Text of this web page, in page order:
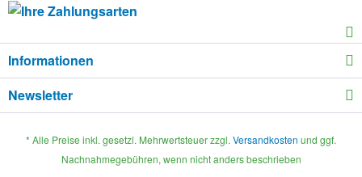
Informationen
Newsletter
* Alle Preise inkl. gesetzl. Mehrwertsteuer zzgl. Versandkosten und ggf.
Nachnahmegebühren, wenn nicht anders beschrieben